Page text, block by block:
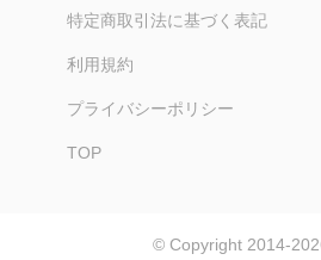
特定商取引法に基づく表記
利用規約
プライバシーポリシー
TOP
© Copyright 2014-